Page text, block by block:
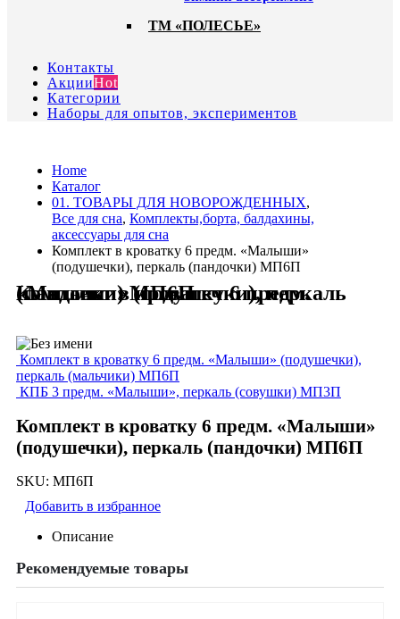
ТМ «ПОЛЕСЬЕ»
Контакты
АкцииHot
Категории
Наборы для опытов, экспериментов
Home
Каталог
01. ТОВАРЫ ДЛЯ НОВОРОЖДЕННЫХ,
Все для сна, Комплекты,борта, балдахины,
аксессуары для сна
Комплект в кроватку 6 предм. «Малыши»
(подушечки), перкаль (пандочки) МП6П
Комплект в кроватку 6 предм. «Малыши» (подушечки), перкаль (пандочки) МП6П
Комплект в кроватку 6 предм. «Малыши» (подушечки),
перкаль (мальчики) МП6П
КПБ 3 предм. «Малыши», перкаль (совушки) МП3П
Комплект в кроватку 6 предм. «Малыши»
(подушечки), перкаль (пандочки) МП6П
SKU: МП6П
Добавить в избранное
Описание
Рекомендуемые товары